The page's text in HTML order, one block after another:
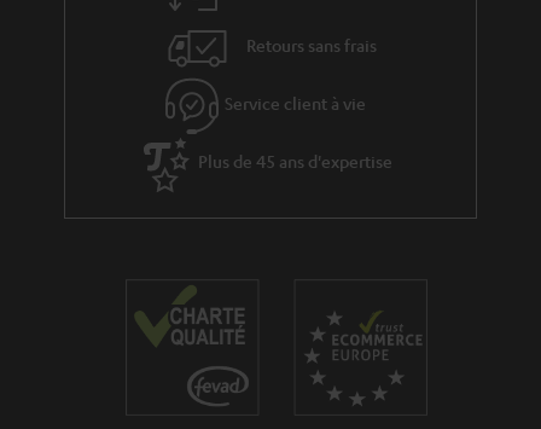
Retours sans frais
Service client à vie
Plus de 45 ans d'expertise